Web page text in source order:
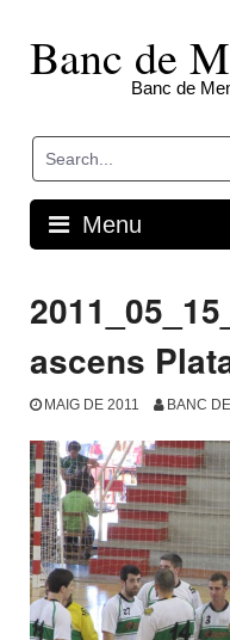
contentBanc de
Banc de
Menu
ascens
MAIG DE 2011 BANC